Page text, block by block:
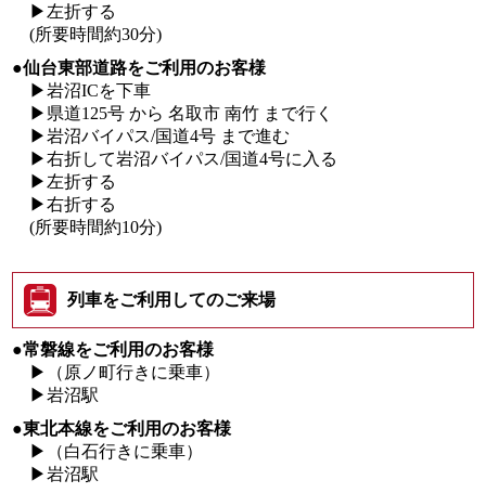
▶左折する
(所要時間約30分)
●仙台東部道路をご利用のお客様
▶岩沼ICを下車
▶県道125号 から 名取市 南竹 まで行く
▶岩沼バイパス/国道4号 まで進む
▶右折して岩沼バイパス/国道4号に入る
▶左折する
▶右折する
(所要時間約10分)
列車をご利用してのご来場
●常磐線をご利用のお客様
▶（原ノ町行きに乗車）
▶岩沼駅
●東北本線をご利用のお客様
▶（白石行きに乗車）
▶岩沼駅